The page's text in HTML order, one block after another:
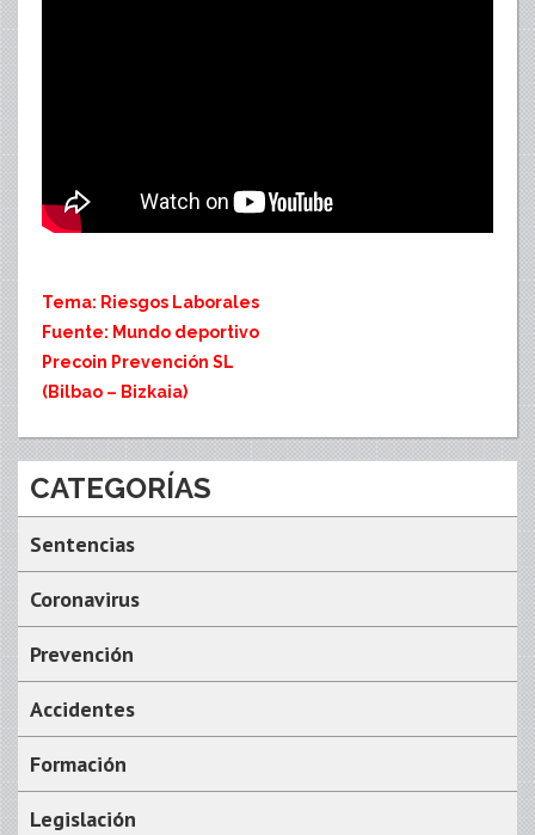
Tema: Riesgos Laborales
Fuente: Mundo deportivo
Precoin Prevención SL
(Bilbao – Bizkaia)
CATEGORÍAS
Sentencias
Coronavirus
Prevención
Accidentes
Formación
Legislación